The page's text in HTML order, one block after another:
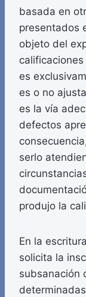
basada en
presentados
objeto del
es
es o no
es la vía
defectos
serlo
produjo la
En la
solicita la
subsanación